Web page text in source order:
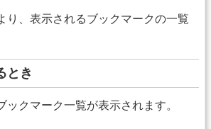
り、表示されるブックマークの一覧
とき
ックマーク一覧が表示されます。